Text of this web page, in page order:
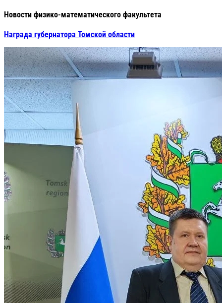
Новости физико-математического факультета
Награда губернатора Томской области